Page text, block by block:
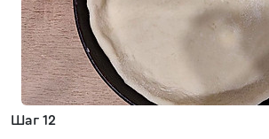
Шаг 12